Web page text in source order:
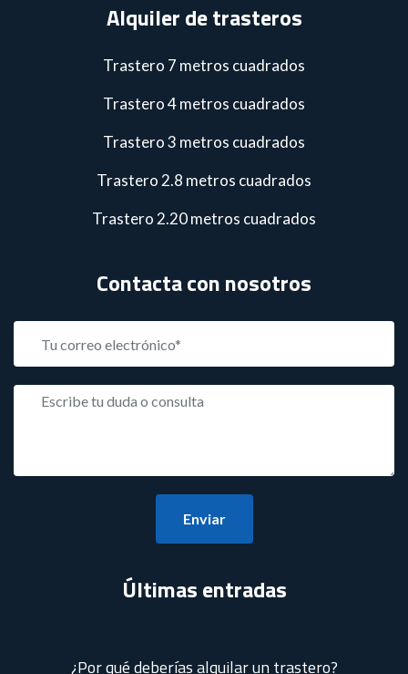
Alquiler de trasteros
Trastero 7 metros cuadrados
Trastero 4 metros cuadrados
Trastero 3 metros cuadrados
Trastero 2.8 metros cuadrados
Trastero 2.20 metros cuadrados
Contacta con nosotros
Enviar
Últimas entradas
¿Por qué deberías alquilar un trastero?